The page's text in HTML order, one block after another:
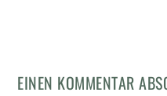
EINEN KOMMENTAR